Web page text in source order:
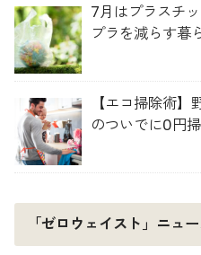
7月はプラスチ
プラを減らす暮
【エコ掃除術
のついでに0円
「ゼロウェイスト」ニュ